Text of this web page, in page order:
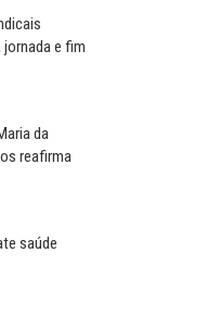
e fim
da
reafirma
saúde